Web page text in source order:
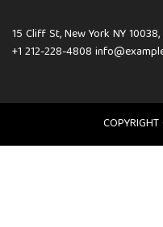
15 Cliff St, New York NY 10038,
+1 212-228-4808